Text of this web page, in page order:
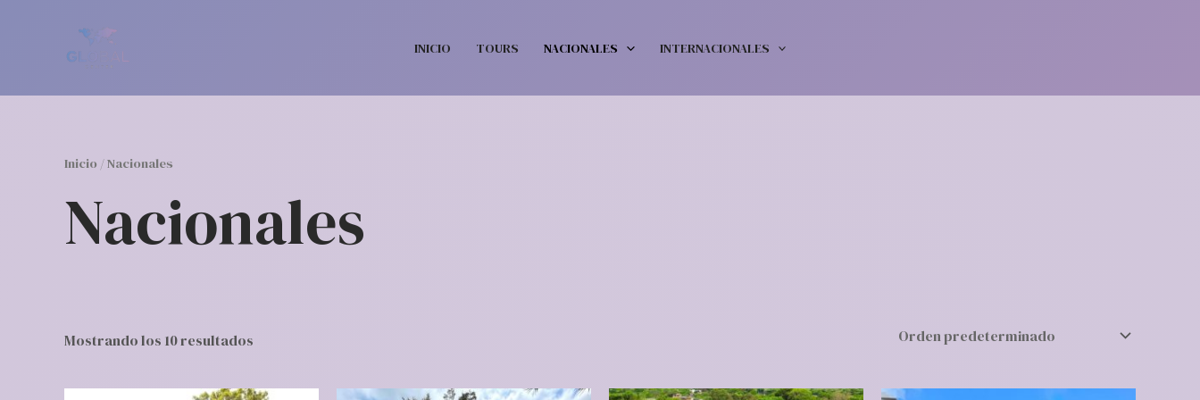
INICIO TOURS NACIONALES INTERNACIONALES
Inicio / Nacionales
Nacionales
Mostrando los 10 resultados